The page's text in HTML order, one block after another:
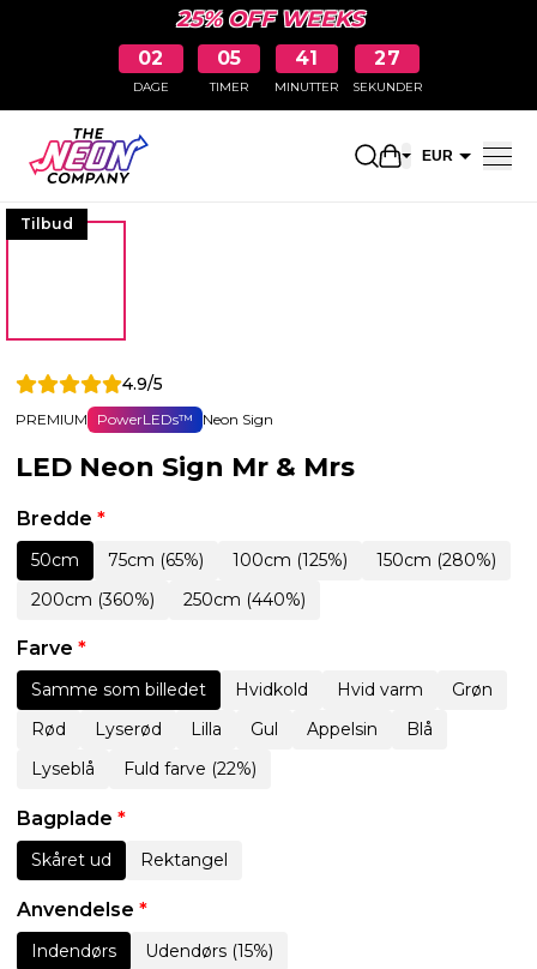
25% OFF WEEKS
02
DAGE
05
TIMER
41
MINUTTER
26
SEKUNDER
Åbn EUR
Tilbud
4.9/5
PREMIUM PowerLEDs™ Neon Sign
LED Neon Sign Mr & Mrs
Bredde *
50cm 75cm (65%) 100cm (125%)
150cm (280%)
200cm (360%)
250cm (440%)
Farve *
Samme som billedet Hvidkold Hvid varm
Grøn
Rød
Lyserød Lilla Gul Appelsin
Blå
Lyseblå
Fuld farve (22%)
Bagplade *
Skåret ud Rektangel
Anvendelse *
Indendørs Udendørs (15%)